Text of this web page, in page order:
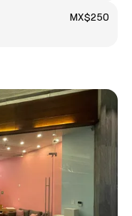
MX$250